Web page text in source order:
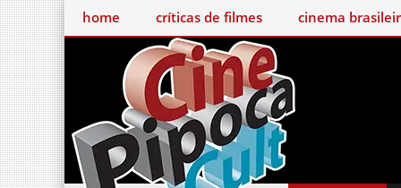
home críticas de filmes cinema brasileiro